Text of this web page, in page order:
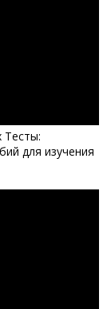
Тесты:
для изучения